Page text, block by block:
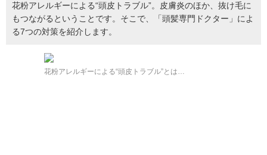
花粉アレルギーによる“頭皮トラブル”。皮膚炎のほか、抜け毛に
もつながるということです。そこで、「頭髪専門ドクター」によ
る7つの対策を紹介します。
花粉アレルギーによる“頭皮トラブル”とは…